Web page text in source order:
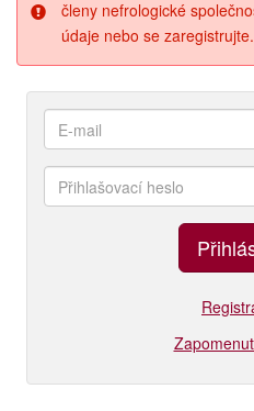
Klávesové
zkratky
členy nefrologické
údaje nebo se zaregistrujte.